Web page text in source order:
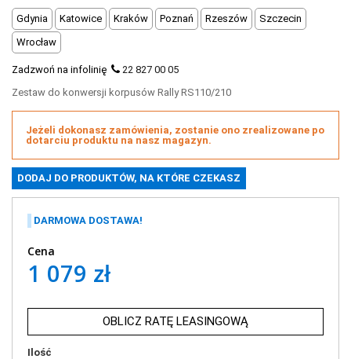
Gdynia Katowice Kraków Poznań Rzeszów
Szczecin
Wrocław
Zadzwoń na infolinię
22 827 00 05
Zestaw do konwersji korpusów Rally RS110/210
Jeżeli dokonasz zamówienia, zostanie ono zrealizowane po
dotarciu produktu na nasz magazyn.
DARMOWA DOSTAWA!
Cena
1 079 zł
OBLICZ RATĘ LEASINGOWĄ
Ilość